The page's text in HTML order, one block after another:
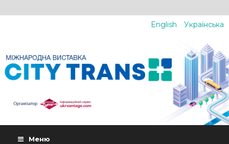
English Українська
Меню